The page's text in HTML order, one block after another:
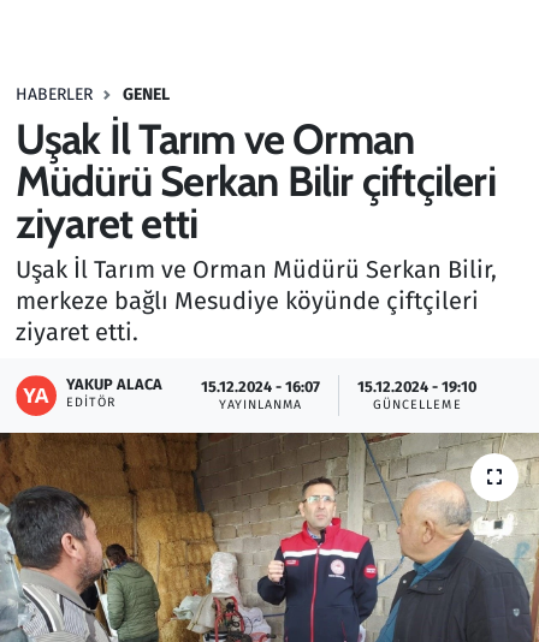
HABERLER GENEL
Uşak İl Tarım ve Orman
Müdürü Serkan Bilir çiftçileri
ziyaret etti
Uşak İl Tarım ve Orman Müdürü Serkan Bilir,
merkeze bağlı Mesudiye köyünde çiftçileri
ziyaret etti.
YAKUP ALACA
EDITÖR
15.12.2024 - 16:07
YAYINLANMA
15.12.2024 - 19:10
GÜNCELLEME
Haber
Kültür Sanat
Kurumsal Haberler
Lezzet Durağı
Memur ve Kamu
Otomobil
Oyun
Ramazan
Resmi İlanlar